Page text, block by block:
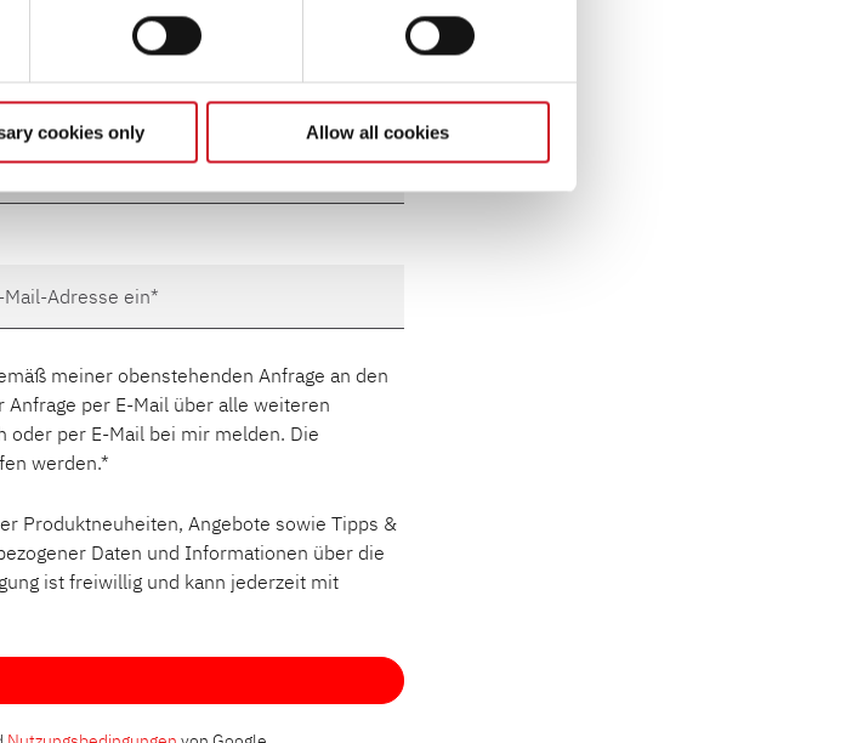
cookies only Allow all cookies
meiner obenstehenden Anfrage an den
per E-Mail über alle weiteren
per E-Mail bei mir melden. Die
werden.
Produktneuheiten, Angebote sowie Tipps &
Daten und Informationen über die
ist freiwillig und kann jederzeit mit